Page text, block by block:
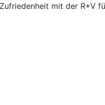
mit der R+V